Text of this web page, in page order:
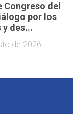
Congreso del
por los
des...
de 2026